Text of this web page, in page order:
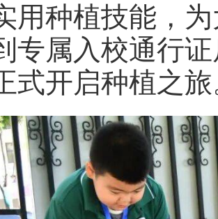
用种植技能，
专属入校通行
式开启种植之